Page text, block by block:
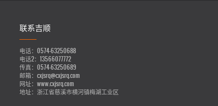
联系吉顺
电话： 0574-63250688
电话2： 13566077772
传真： 0574-63250689
邮箱： cxjsrq@cxjsrq.com
网址： www.cxjsrq.com
地址： 浙江省慈溪市横河镇梅湖工业区